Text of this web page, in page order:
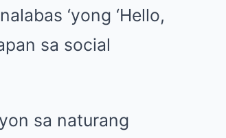
‘yong ‘Hello,
sa social
sa naturang